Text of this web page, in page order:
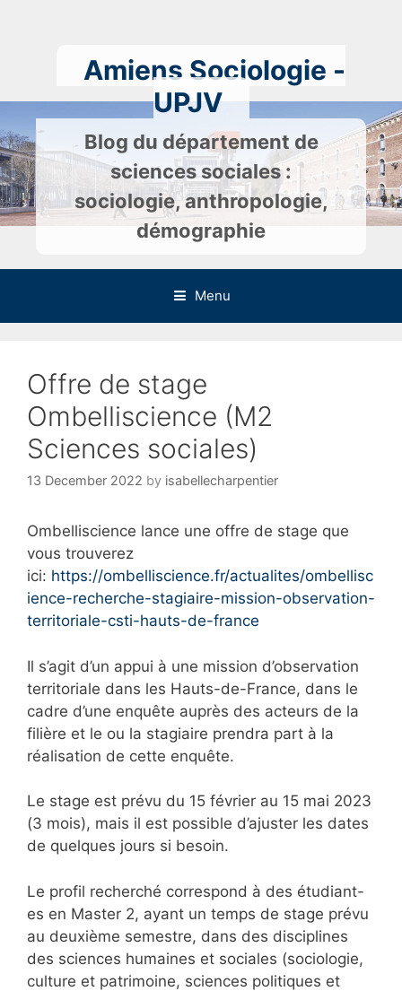
Amiens Sociologie -
UPJV
Blog du département de
sciences sociales :
sociologie, anthropologie,
démographie
Menu
Offre de stage
Ombelliscience (M2
Sciences sociales)
13 December 2022 by isabellecharpentier
Ombelliscience lance une offre de stage que
vous trouverez
ici: https://ombelliscience.fr/actualites/ombellisc
ience-recherche-stagiaire-mission-observation-
territoriale-csti-hauts-de-france
Il s’agit d’un appui à une mission d’observation
territoriale dans les Hauts-de-France, dans le
cadre d’une enquête auprès des acteurs de la
filière et le ou la stagiaire prendra part à la
réalisation de cette enquête.
Le stage est prévu du 15 février au 15 mai 2023
(3 mois), mais il est possible d’ajuster les dates
de quelques jours si besoin.
Le profil recherché correspond à des étudiant-
es en Master 2, ayant un temps de stage prévu
au deuxième semestre, dans des disciplines
des sciences humaines et sociales (sociologie,
culture et patrimoine, sciences politiques et